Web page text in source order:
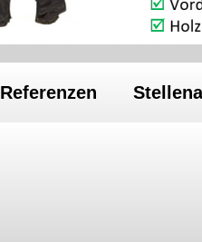
Referenzen